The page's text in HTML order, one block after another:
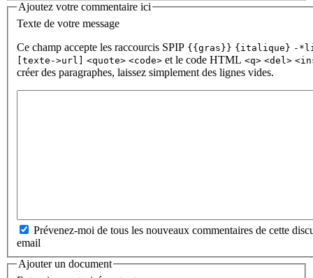
Ajoutez votre commentaire ici
Texte de votre message
Ce champ accepte les raccourcis SPIP {{gras}} {italique} -
[texte->url]
<quote> <code> et le code HTML <q> <del>
créer des paragraphes, laissez simplement des lignes vides.
Prévenez-moi de tous les nouveaux commentaires de cette
email
Ajouter un document